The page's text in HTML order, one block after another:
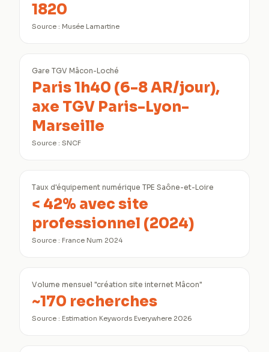
1820
Source : Musée Lamartine
Gare TGV Mâcon-Loché
Paris 1h40 (6-8 AR/jour),
axe TGV Paris-Lyon-
Marseille
Source : SNCF
Taux d'équipement numérique TPE Saône-et-Loire
< 42% avec site
professionnel (2024)
Source : France Num 2024
Volume mensuel "création site internet Mâcon"
~170 recherches
Source : Estimation Keywords Everywhere 2026